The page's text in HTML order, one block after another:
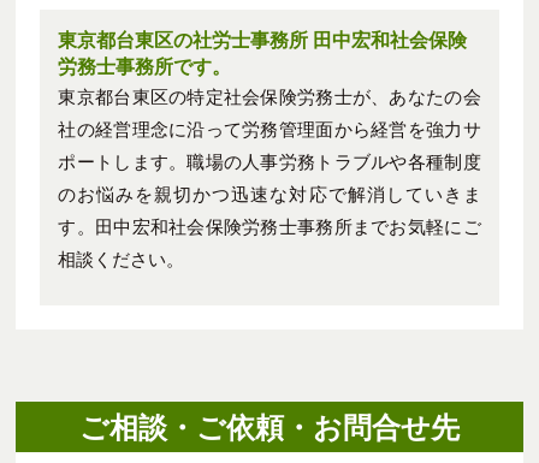
東京都台東区の社労士事務所 田中宏和社会保険
労務士事務所です。
東京都台東区の特定社会保険労務士が、あなたの会
社の経営理念に沿って労務管理面から経営を強力サ
ポートします。職場の人事労務トラブルや各種制度
のお悩みを親切かつ迅速な対応で解消していきま
す。田中宏和社会保険労務士事務所までお気軽にご
相談ください。
ご相談・ご依頼・お問合せ先